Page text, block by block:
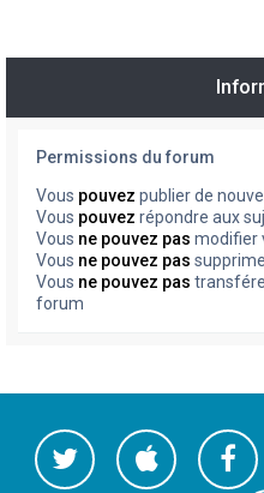
Permissions du forum
Vous pouvez publier de
Vous pouvez répondre aux
Vous ne pouvez pas modifier
Vous ne pouvez pas
Vous ne pouvez pas
forum